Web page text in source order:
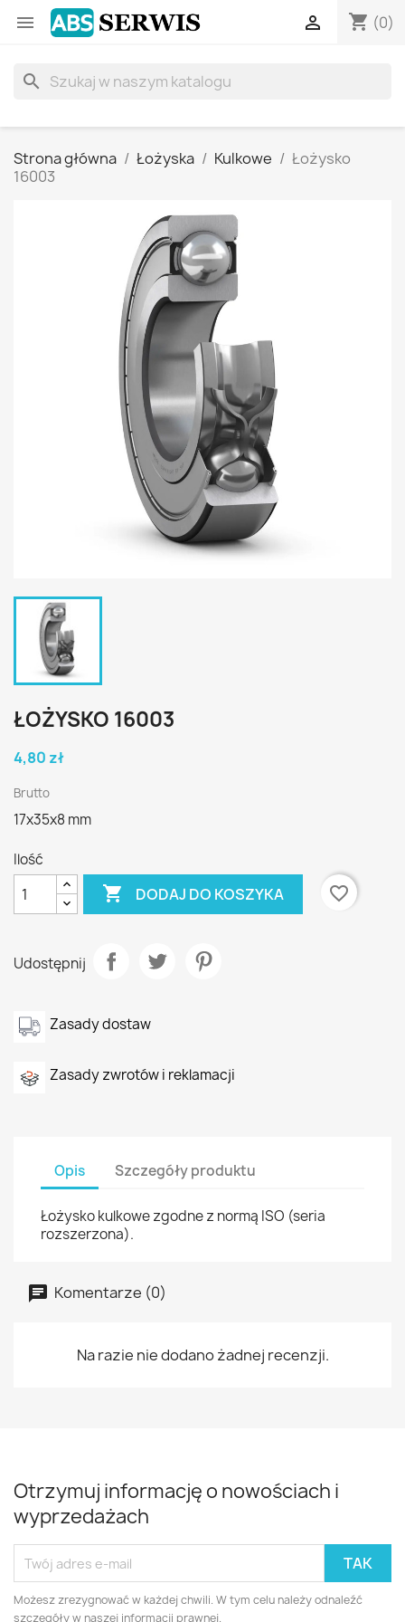
 shopping_cart (0)

search
Strona główna Łożyska Kulkowe
Łożysko
16003
ŁOŻYSKO 16003
4,80 zł
Brutto
17x35x8 mm
Ilość
 DODAJ DO KOSZYKA favorite_border
Udostępnij
Zasady dostaw
Zasady zwrotów i reklamacji
Opis Szczegóły produktu
Łożysko kulkowe zgodne z normą ISO (seria
rozszerzona).
Komentarze (0)
Na razie nie dodano żadnej recenzji.
Otrzymuj informację o nowościach i
wyprzedażach
Możesz zrezygnować w każdej chwili. W tym celu należy odnaleźć
szczegóły w naszej informacji prawnej.